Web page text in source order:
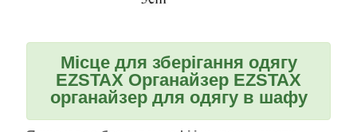
Місце для зберігання одягу
EZSTAX Органайзер EZSTAX
органайзер для одягу в шафу